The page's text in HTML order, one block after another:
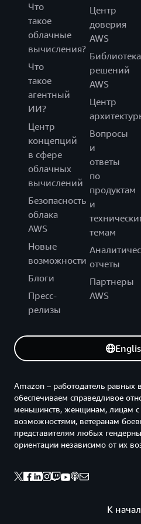
Что
такое
облачные
вычисления?
Что
такое
агентный
ИИ?
Центр
концепций
в сфере
облачных
вычислений
Безопасность
облака
AWS
Новые
возможности
Блоги
Пресс-
релизы
Центр
доверия
AWS
Библиотека
решений
AWS
Центр
Вопросы
и
ответы
по
продуктам
и
темам
отчеты
Партнеры
AWS
К
Amazon – работодатель
обеспечиваем справедливое
меньшинств, женщинам, лицам
возможностями, ветеранам
представителям любых
ориентации независимо от их